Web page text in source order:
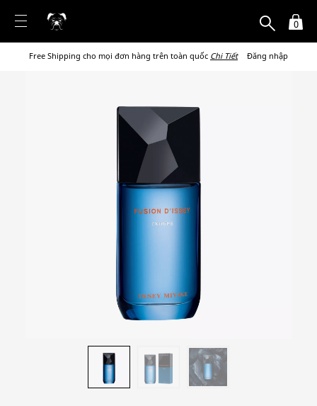
0
Free Shipping cho mọi đơn hàng trên toàn quốc Chi Tiết Đăng nhập